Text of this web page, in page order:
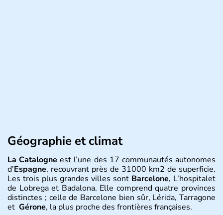
Géographie et climat
La Catalogne est l’une des 17 communautés autonomes
d’Espagne, recouvrant près de 31000 km2 de superficie.
Les trois plus grandes villes sont Barcelone, L’hospitalet
de Lobrega et Badalona. Elle comprend quatre provinces
distinctes ; celle de Barcelone bien sûr, Lérida, Tarragone
et Gérone, la plus proche des frontières françaises.